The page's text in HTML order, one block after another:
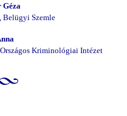
Géza
Belügyi Szemle
Országos Kriminológiai Intézet